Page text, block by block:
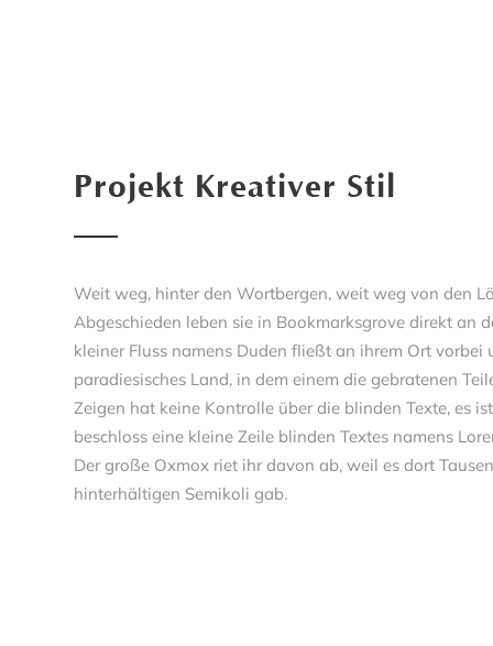
Projekt Kreativer Stil
Weit weg, hinter den Wortbergen, weit weg von den
Abgeschieden leben sie in Bookmarksgrove direkt an
kleiner Fluss namens Duden fließt an ihrem Ort
paradiesisches Land, in dem einem die gebratenen
Zeigen hat keine Kontrolle über die blinden Texte, es
beschloss eine kleine Zeile blinden Textes namens
Der große Oxmox riet ihr davon ab, weil es dort
hinterhältigen Semikoli gab.